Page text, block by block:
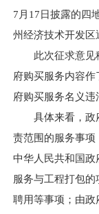
7月17日披露的四
州经济技术开发区
此次征求意见稿
府购买服务内容
府购买服务名义违
具体来看，政府
责范围的服务事项
中华人民共和国政
服务与工程打包
聘用等事项；由政